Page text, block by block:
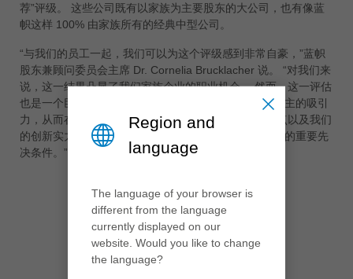
Україна
yкраїнська
荐”评级。 这些公司既有以家族为主要股东的大公司，也有像蓝
帜这样 100% 由家族所有的经典中型公司。
“与我们的员工一起，我们可以为这个评级感到非常自豪，”蓝帜
股东兼顾问委员会主席 Dr. Cornelia Brucklacher 说。 “对我们来
说，这一结果凸显了我们家族企业的职业机会。 然而，这一评估
也是一个巨大的激励，我们将继续逐步提高我们作为雇主的吸引
力，从而在全球范围内可持续地加强蓝帜集团。 这一点以及我们
的创新实力是进一步扩大我们作为世界市场领导者地位的重要先
决条件。”
Region and
language
The language of your browser is
different from the language
currently displayed on our
website. Would you like to change
the language?